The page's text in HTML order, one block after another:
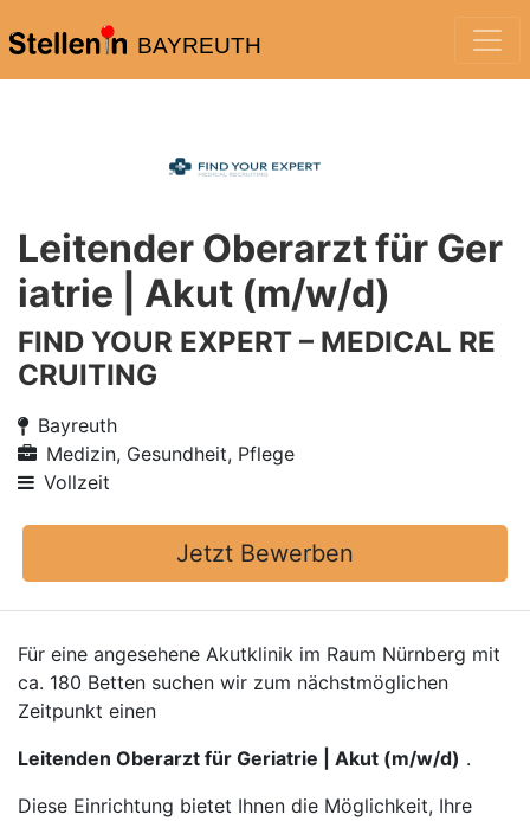
BAYREUTH
Leitender Oberarzt für Ger
iatrie | Akut (m/w/d)
FIND YOUR EXPERT – MEDICAL RE
CRUITING
Bayreuth
Medizin, Gesundheit, Pflege
Vollzeit
Jetzt Bewerben
Für eine angesehene Akutklinik im Raum Nürnberg mit
ca. 180 Betten suchen wir zum nächstmöglichen
Zeitpunkt einen
Leitenden Oberarzt für Geriatrie | Akut (m/w/d) .
Diese Einrichtung bietet Ihnen die Möglichkeit, Ihre